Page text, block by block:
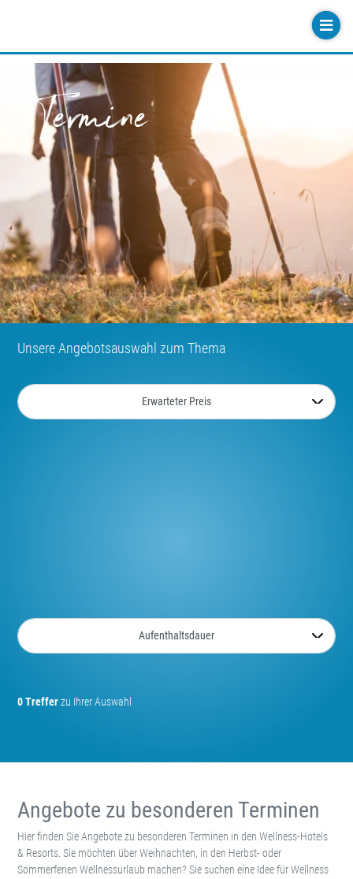
Termine
Unsere Angebotsauswahl zum Thema
0 Trefferzu Ihrer Auswahl
Angebote zu besonderen Terminen
Hier finden Sie Angebote zu besonderen Terminen in den Wellness-Hotels
& Resorts. Sie möchten über Weihnachten, in den Herbst- oder
Sommerferien Wellnessurlaub machen? Sie suchen eine Idee für Wellness